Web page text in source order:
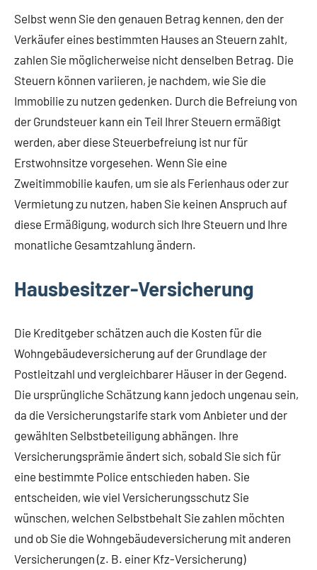
Selbst wenn Sie den genauen Betrag kennen, den der
Verkäufer eines bestimmten Hauses an Steuern zahlt,
zahlen Sie möglicherweise nicht denselben Betrag. Die
Steuern können variieren, je nachdem, wie Sie die
Immobilie zu nutzen gedenken. Durch die Befreiung von
der Grundsteuer kann ein Teil Ihrer Steuern ermäßigt
werden, aber diese Steuerbefreiung ist nur für
Erstwohnsitze vorgesehen. Wenn Sie eine
Zweitimmobilie kaufen, um sie als Ferienhaus oder zur
Vermietung zu nutzen, haben Sie keinen Anspruch auf
diese Ermäßigung, wodurch sich Ihre Steuern und Ihre
monatliche Gesamtzahlung ändern.
Hausbesitzer-Versicherung
Die Kreditgeber schätzen auch die Kosten für die
Wohngebäudeversicherung auf der Grundlage der
Postleitzahl und vergleichbarer Häuser in der Gegend.
Die ursprüngliche Schätzung kann jedoch ungenau sein,
da die Versicherungstarife stark vom Anbieter und der
gewählten Selbstbeteiligung abhängen. Ihre
Versicherungsprämie ändert sich, sobald Sie sich für
eine bestimmte Police entschieden haben. Sie
entscheiden, wie viel Versicherungsschutz Sie
wünschen, welchen Selbstbehalt Sie zahlen möchten
und ob Sie die Wohngebäudeversicherung mit anderen
Versicherungen (z. B. einer Kfz-Versicherung)